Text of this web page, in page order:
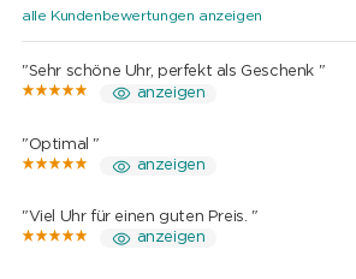
alle Kundenbewertungen anzeigen
"Sehr schöne Uhr, perfekt als Geschenk "
anzeigen
"Optimal "
anzeigen
"Viel Uhr für einen guten Preis. "
anzeigen